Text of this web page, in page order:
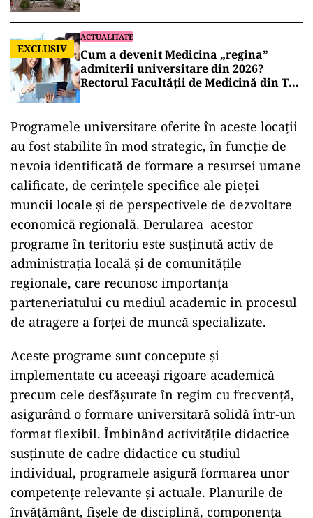
EXCLUSIV
ACTUALITATE
Cum a devenit Medicina „regina”
admiterii universitare din 2026?
Rectorul Facultății de Medicină din Tg.
Programele universitare oferite în aceste locații
au fost stabilite în mod strategic, în funcție de
nevoia identificată de formare a resursei umane
calificate, de cerințele specifice ale pieței
muncii locale și de perspectivele de dezvoltare
economică regională. Derularea acestor
programe în teritoriu este susținută activ de
administrația locală și de comunitățile
regionale, care recunosc importanța
parteneriatului cu mediul academic în procesul
de atragere a forței de muncă specializate.
Aceste programe sunt concepute și
implementate cu aceeași rigoare academică
precum cele desfășurate în regim cu frecvență,
asigurând o formare universitară solidă într-un
format flexibil. Îmbinând activitățile didactice
susținute de cadre didactice cu studiul
individual, programele asigură formarea unor
competențe relevante și actuale. Planurile de
învățământ, fișele de disciplină, componența